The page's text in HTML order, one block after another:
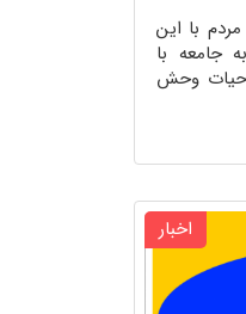
با این
جامعه با
حیات وحش
اخبار